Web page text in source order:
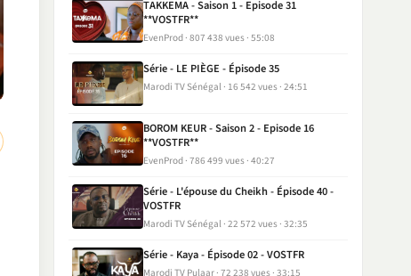
TAKKEMA - Saison 1 - Episode 31
**VOSTFR**
EvenProd 807 438 vues 55:08
Série - LE PIÈGE - Épisode 35
Marodi TV Sénégal 16 542 vues 24:51
BOROM KEUR - Saison 2 - Episode 16
**VOSTFR**
EvenProd 786 499 vues 40:27
Série - L'épouse du Cheikh - Épisode 40 -
VOSTFR
Marodi TV Sénégal 22 572 vues 32:35
Série - Kaya - Épisode 02 - VOSTFR
Marodi TV Pulaar 72 238 vues 33:15